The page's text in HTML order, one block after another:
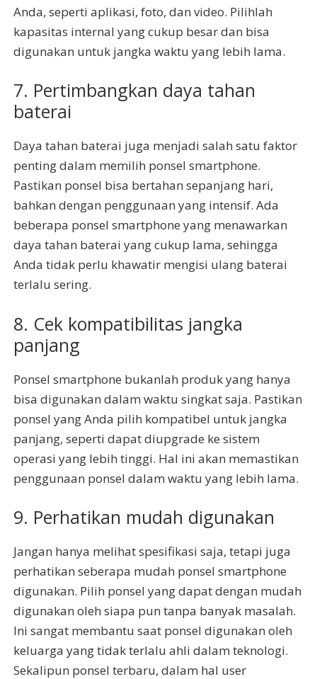
Anda, seperti aplikasi, foto, dan video. Pilihlah
kapasitas internal yang cukup besar dan bisa
digunakan untuk jangka waktu yang lebih lama.
7. Pertimbangkan daya tahan
baterai
Daya tahan baterai juga menjadi salah satu faktor
penting dalam memilih ponsel smartphone.
Pastikan ponsel bisa bertahan sepanjang hari,
bahkan dengan penggunaan yang intensif. Ada
beberapa ponsel smartphone yang menawarkan
daya tahan baterai yang cukup lama, sehingga
Anda tidak perlu khawatir mengisi ulang baterai
terlalu sering.
8. Cek kompatibilitas jangka
panjang
Ponsel smartphone bukanlah produk yang hanya
bisa digunakan dalam waktu singkat saja. Pastikan
ponsel yang Anda pilih kompatibel untuk jangka
panjang, seperti dapat diupgrade ke sistem
operasi yang lebih tinggi. Hal ini akan memastikan
penggunaan ponsel dalam waktu yang lebih lama.
9. Perhatikan mudah digunakan
Jangan hanya melihat spesifikasi saja, tetapi juga
perhatikan seberapa mudah ponsel smartphone
digunakan. Pilih ponsel yang dapat dengan mudah
digunakan oleh siapa pun tanpa banyak masalah.
Ini sangat membantu saat ponsel digunakan oleh
keluarga yang tidak terlalu ahli dalam teknologi.
Sekalipun ponsel terbaru, dalam hal user